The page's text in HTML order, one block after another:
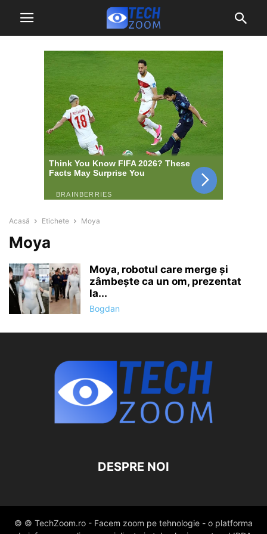
Acasă Etichete Moya
Moya
Moya, robotul care merge și
zâmbește ca un om, prezentat
la...
Bogdan
DESPRE NOI
© © TechZoom.ro - Facem zoom pe tehnologie - o platforma